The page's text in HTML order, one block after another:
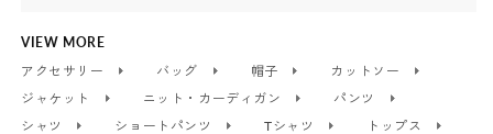
VIEW MORE
アクセサリー
バッグ 帽子
カットソー
ジャケット
ニット・カーディガン
パンツ
シャツ
ショートパンツ Tシャツ トップス